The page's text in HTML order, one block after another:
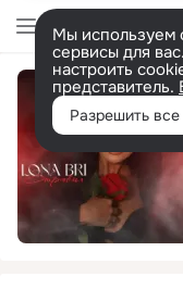
Мы используем
сервисы для
настроить
представитель.
Разрешить все